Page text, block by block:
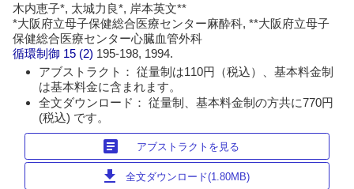
木内恵子*, 太城力良*, 岸本英文**
*大阪府立母子保健総合医療センター麻酔科, **大阪府立母子
保健総合医療センター心臓血管外科
循環制御 15 (2) 195-198, 1994.
アブストラクト： 従量制は110円（税込）、基本料金制
は基本料金に含まれます。
全文ダウンロード： 従量制、基本料金制の方共に770円
(税込) です。
article アブストラクトを見る
download 全文ダウンロード(1.80MB)